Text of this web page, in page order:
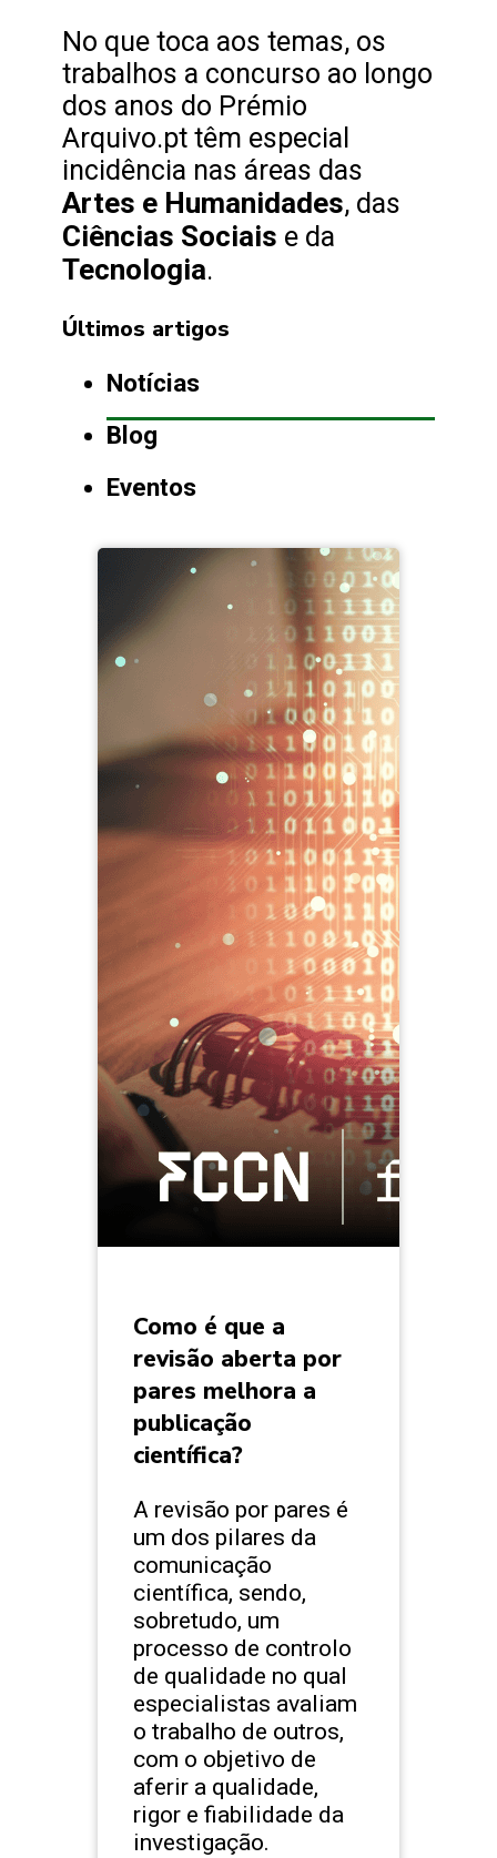
No que toca aos temas, os
trabalhos a concurso ao longo
dos anos do Prémio
Arquivo.pt têm especial
incidência nas áreas das
Artes e Humanidades, das
Ciências Sociais e da
Tecnologia.
Últimos artigos
Notícias
Blog
Eventos
Como é que a
revisão aberta por
pares melhora a
publicação
científica?
A revisão por pares é
um dos pilares da
comunicação
científica, sendo,
sobretudo, um
processo de controlo
de qualidade no qual
especialistas avaliam
o trabalho de outros,
com o objetivo de
aferir a qualidade,
rigor e fiabilidade da
investigação.